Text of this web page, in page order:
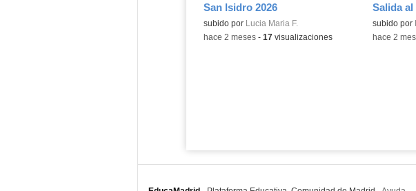
San Isidro 2026
Contenido educativo.
subido por Lucia Maria F.
-hace 2 meses- 17visualizaciones
Contenido
subido por
-hace 2